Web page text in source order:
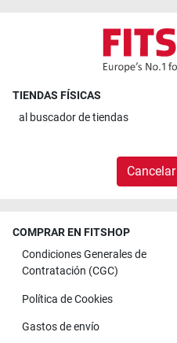
TIENDAS FÍSICAS
al buscador de tiendas
COMPRAR EN FITSHOP
Condiciones Generales de
Contratación (CGC)
Política de Cookies
Gastos de envío